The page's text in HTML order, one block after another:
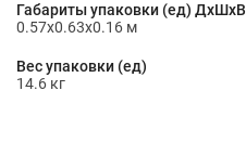
Габариты упаковки (ед) ДхШхВ
0.57x0.63x0.16 м
Вес упаковки (ед)
14.6 кг